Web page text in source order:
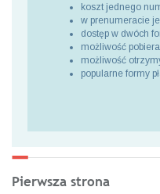
koszt jednego
w prenumeracie
dostęp w dwóch
możliwość
możliwość
popularne formy
Pierwsza strona